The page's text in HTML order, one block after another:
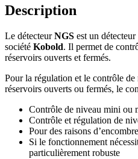
Description
Le détecteurNGS est un
société Kobold. Il permet de
réservoirs ouverts et fermés.
Pour la régulation et le contrôle
réservoirs ouverts ou fermés, le
Contrôle de niveau mini ou
Contrôle et régulation de
Pour des raisons
Si le fonctionnement
particulièrement robuste